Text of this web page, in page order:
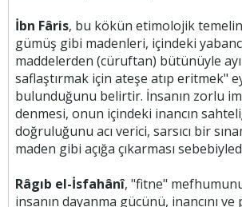
İbn Fâris, bu kökün etimolojik
gümüş gibi madenleri, içindeki
maddelerden (cüruftan) bütünüyle
saflaştırmak için ateşe atıp eritmek"
bulunduğunu belirtir. İnsanın zorlu
denmesi, onun içindeki inancın
doğruluğunu acı verici, sarsıcı bir
maden gibi açığa çıkarması
Râgıb el-İsfahânî, "fitne"
insanın dayanma gücünü, inancını